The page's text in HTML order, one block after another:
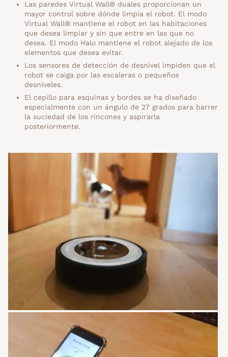
Las paredes Virtual Wall® duales proporcionan un
mayor control sobre dónde limpia el robot. El modo
Virtual Wall® mantiene el robot en las habitaciones
que desea limpiar y sin que entre en las que no
desea. El modo Halo mantiene el robot alejado de los
elementos que desea evitar.
Los sensores de detección de desnivel impiden que el
robot se caiga por las escaleras o pequeños
desniveles.
El cepillo para esquinas y bordes se ha diseñado
especialmente con un ángulo de 27 grados para barrer
la suciedad de los rincones y aspirarla
posteriormente.